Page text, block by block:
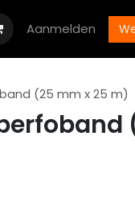
Neem
Aanmelden
(25 mm x 25 m)